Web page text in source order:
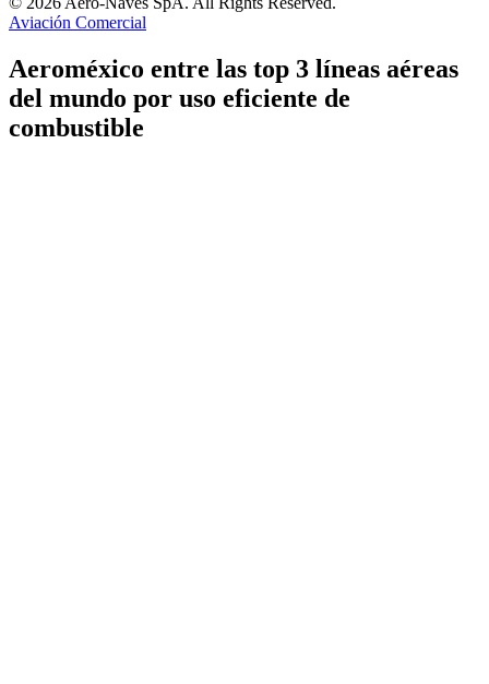
Aviación Comercial
Aeroméxico entre las top 3 líneas aéreas
del mundo por uso eficiente de
combustible